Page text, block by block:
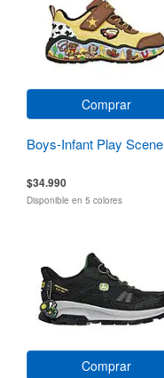
Comprar
Boys-Infant Play Scene
$34.990
Disponible en 5 colores
Comprar